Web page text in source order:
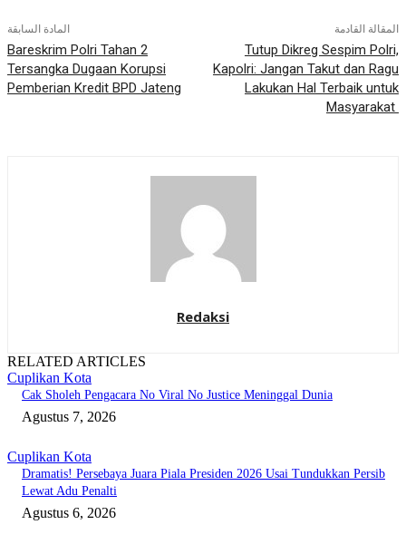
المادة السابقة
Bareskrim Polri Tahan 2
Tersangka Dugaan Korupsi
Pemberian Kredit BPD Jateng
المقالة القادمة
Tutup Dikreg Sespim Polri,
Kapolri: Jangan Takut dan Ragu
Lakukan Hal Terbaik untuk
Masyarakat
Redaksi
RELATED ARTICLES
Cuplikan Kota
Cak Sholeh Pengacara No Viral No Justice Meninggal Dunia
Agustus 7, 2026
Cuplikan Kota
Dramatis! Persebaya Juara Piala Presiden 2026 Usai Tundukkan Persib
Lewat Adu Penalti
Agustus 6, 2026